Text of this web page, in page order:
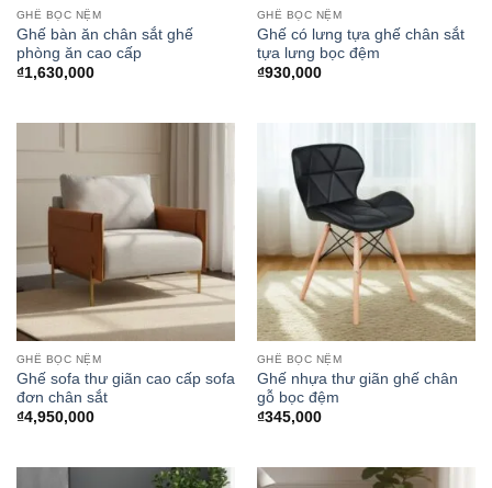
GHẾ BỌC NỆM
Ghế bàn ăn chân sắt ghế
phòng ăn cao cấp
₫1,630,000
GHẾ BỌC NỆM
Ghế có lưng tựa ghế chân sắt
tựa lưng bọc đệm
₫930,000
GHẾ BỌC NỆM
Ghế sofa thư giãn cao cấp sofa
đơn chân sắt
₫4,950,000
GHẾ BỌC NỆM
Ghế nhựa thư giãn ghế chân
gỗ bọc đệm
₫345,000